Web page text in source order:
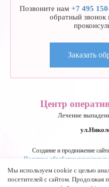
Позвоните нам +7 495
обратный
Заказать
Центр
Лечение
Создание и продвижение
Политика обработки
Политика конфиденциальности
Лицензия: Л017-01137-77/00148410 от
Департаментом
Мы используем cookie с целью
посетителей с сайтом. Продолжая